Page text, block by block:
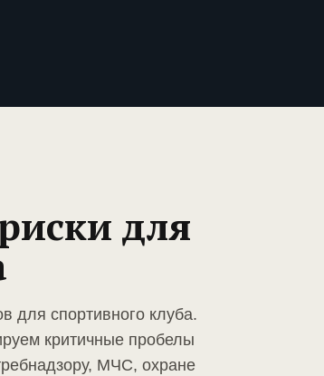
для
для спортивного клуба.
критичные пробелы
МЧС, охране